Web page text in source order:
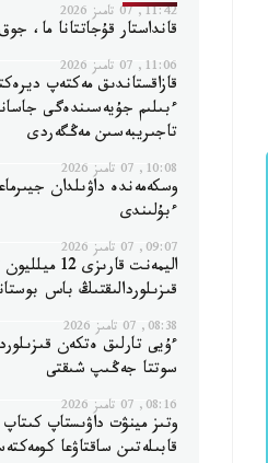
11:42, 07 تامىز 2026
قانداستار قۇجاتتانا ما،
11:06, 07 تامىز 2026
قازاقستاندىق مەكتەپ
ءبىلىم جۇيەسىندەگى
تاجىريبەسىن مەڭگەردى
10:08, 07 تامىز 2026
وسكەمەندە داۋىلدان
ءبۇلىندى
09:07, 07 تامىز 2026
اليمەنت
قىزىلوردالىقتىڭ باس
08:38, 07 تامىز 2026
ءۇيى تارلىق ەتكەن
سوتتا جەڭىپ شىقتى
08:16, 07 تامىز 2026
وتىز مينۋت داۋىستاپ
قابىلەتىن ساقتاۋعا